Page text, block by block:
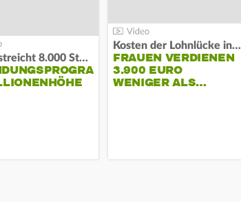
BMW streicht 8.000 Stellen:
Kosten der Lohnlücke in der EU:
FRAUEN VERDIENEN
3.900 EURO
WENIGER ALS…